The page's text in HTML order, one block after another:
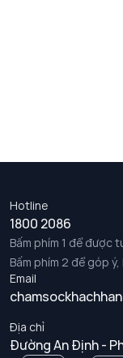
Hotline
1800 2086
Bấm phím 1 để được
Bấm phím 2 để góp
Email
Địa chỉ
Đường An Định -